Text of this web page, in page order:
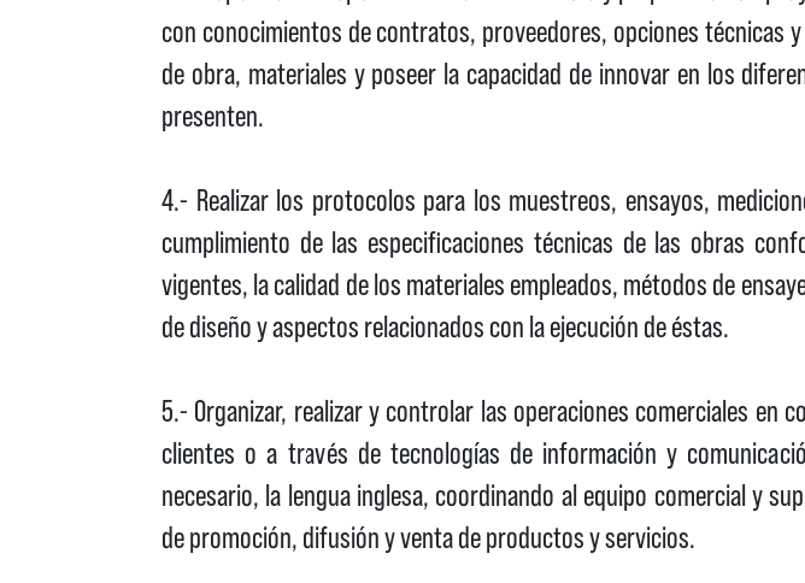
con conocimientos de contratos, proveedores, opciones técnicas
de obra, materiales y poseer la capacidad de innovar en los
presenten.
4.- Realizar los protocolos para los muestreos, ensayos,
cumplimiento de las especificaciones técnicas de las obras
vigentes, la calidad de los materiales empleados, métodos de
de diseño y aspectos relacionados con la ejecución de éstas.
5.- Organizar, realizar y controlar las operaciones comerciales en
clientes o a través de tecnologías de información y
necesario, la lengua inglesa, coordinando al equipo comercial y
de promoción, difusión y venta de productos y servicios.